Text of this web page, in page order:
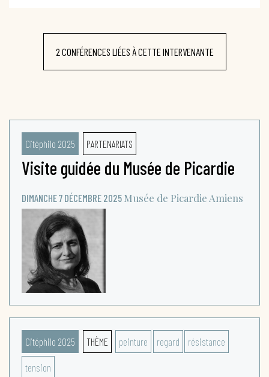
2 CONFÉRENCES LIÉES À CETTE INTERVENANTE
Citéphilo 2025 PARTENARIATS
Visite guidée du Musée de Picardie
DIMANCHE 7 DÉCEMBRE 2025 Musée de Picardie Amiens
Citéphilo 2025 THÈME peinture regard résistance
tension